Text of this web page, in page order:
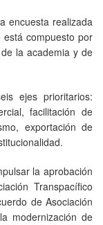
encuesta realizada
compuesto por
la academia y de
ejes prioritarios:
facilitación de
exportación de
la aprobación
Transpacífico
de Asociación
modernización de